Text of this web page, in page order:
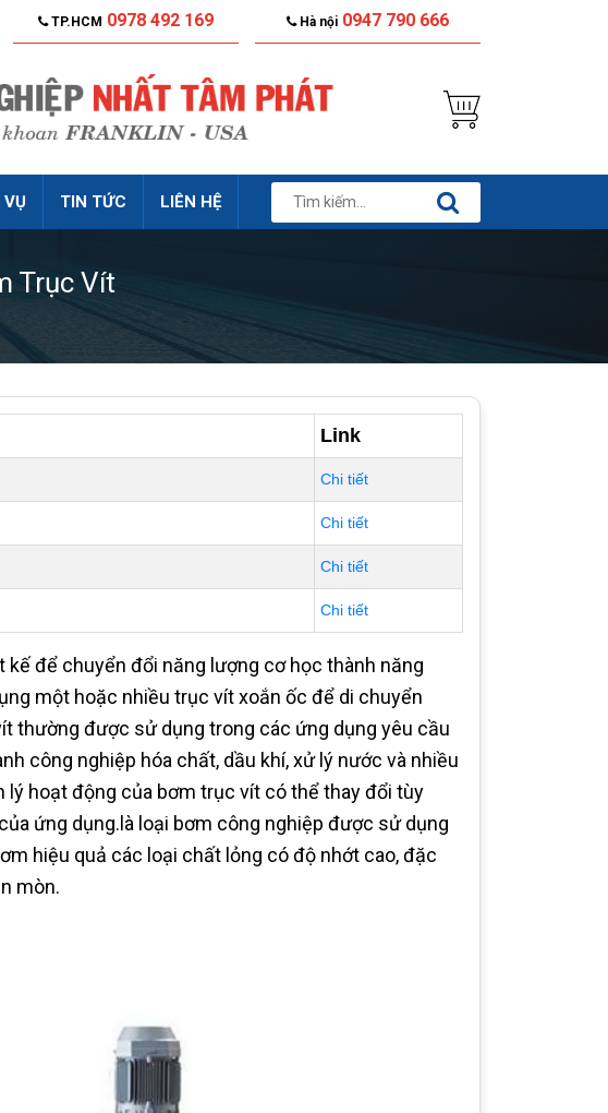
TP.HCM 0978 492 169 Hà nội 0947 790 666
VỤ TIN TỨC LIÊN HỆ
Trục Vít
Link
Chi tiết
Chi tiết
Chi tiết
Chi tiết
để chuyển đổi năng lượng cơ học thành năng
một hoặc nhiều trục vít xoắn ốc để di chuyển
thường được sử dụng trong các ứng dụng yêu cầu
công nghiệp hóa chất, dầu khí, xử lý nước và nhiều
lý hoạt động của bơm trục vít có thể thay đổi tùy
ứng dụng.là loại bơm công nghiệp được sử dụng
hiệu quả các loại chất lỏng có độ nhớt cao, đặc
mòn.